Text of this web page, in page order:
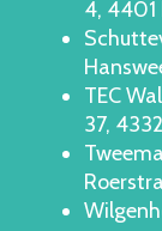
4, 4401
TEC
37,